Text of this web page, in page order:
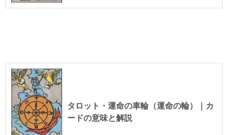
タロット・運命の車輪（運命の輪）｜カ
ードの意味と解説